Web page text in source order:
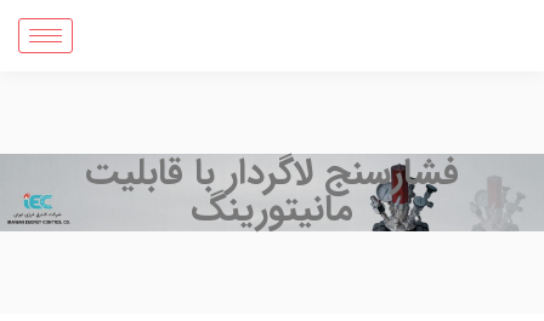
فشارسنج لاگردار با قابلیت
مانیتورینگ